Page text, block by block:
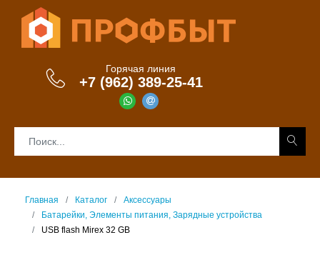
Горячая линия
+7 (962) 389-25-41
Главная Каталог
Аксессуары
Батарейки, Элементы питания, Зарядные устройства
USB flash Mirex 32 GB